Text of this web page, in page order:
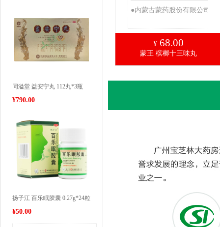
同溢堂 益安宁丸 112丸*3瓶
¥790.00
扬子江 百乐眠胶囊 0.27g*24粒
¥50.00
●内蒙古蒙药股份有限公司
¥ 68.00
蒙王 槟榔十三味丸